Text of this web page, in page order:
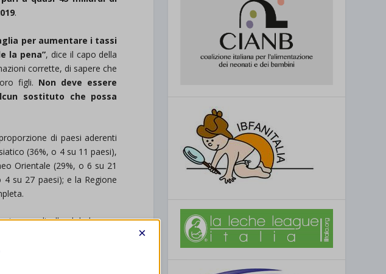
.
per aumentare i tassi
la pena”, dice il capo della
corrette, di sapere che
figli. Non deve essere
sostituto che possa
di paesi aderenti
(36%, o 4 su 11 paesi),
Orientale (29%, o 6 su 21
su 27 paesi); e la Regione
a livello globale:
materno.
×